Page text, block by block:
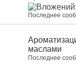
Последнее
маслами
Последнее